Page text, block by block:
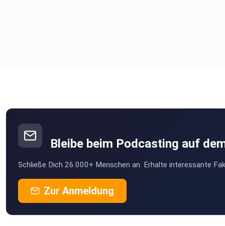
Bleibe beim Podcasting auf
Schließe Dich 26.000+ Menschen an. Erhalte interessante
Zur Anmeldung